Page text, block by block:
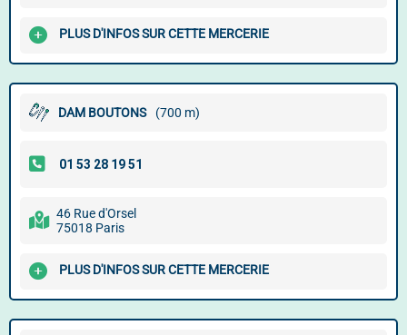
PLUS D'INFOS SUR CETTE MERCERIE
DAM BOUTONS (700 m)
46 Rue d'Orsel
75018 Paris
PLUS D'INFOS SUR CETTE MERCERIE